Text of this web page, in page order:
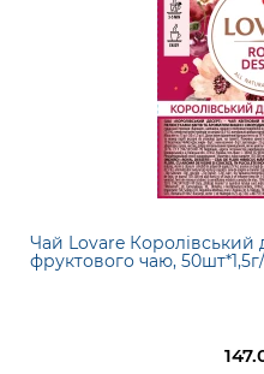
Чай Lovare Королівський
фруктового чаю,